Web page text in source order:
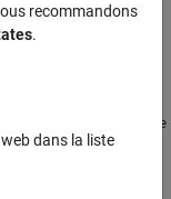
from a point of
FreeSpace
no enforced
conditions, and
recommandons
.
dans la liste